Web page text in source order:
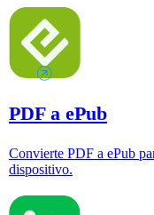
PDF a ePub
Convierte PDF a ePub
dispositivo.